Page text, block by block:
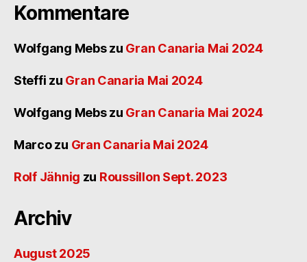
Kommentare
Wolfgang Mebszu Gran Canaria Mai 2024
Steffi zu Gran Canaria Mai 2024
Wolfgang Mebszu Gran Canaria Mai 2024
Marcozu Gran Canaria Mai 2024
Rolf Jähnig zu Roussillon Sept. 2023
Archiv
August 2025